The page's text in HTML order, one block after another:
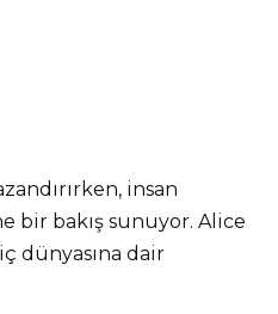
insan
bir bakış sunuyor. Alice
dünyasına dair